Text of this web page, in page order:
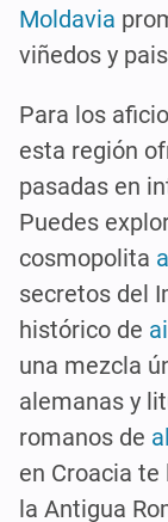
Moldavia
viñedos y
Para los
esta región
pasadas en
Puedes
cosmopolita
secretos del
histórico de
una mezcla
alemanas y
romanos de
en Croacia
la Antigua